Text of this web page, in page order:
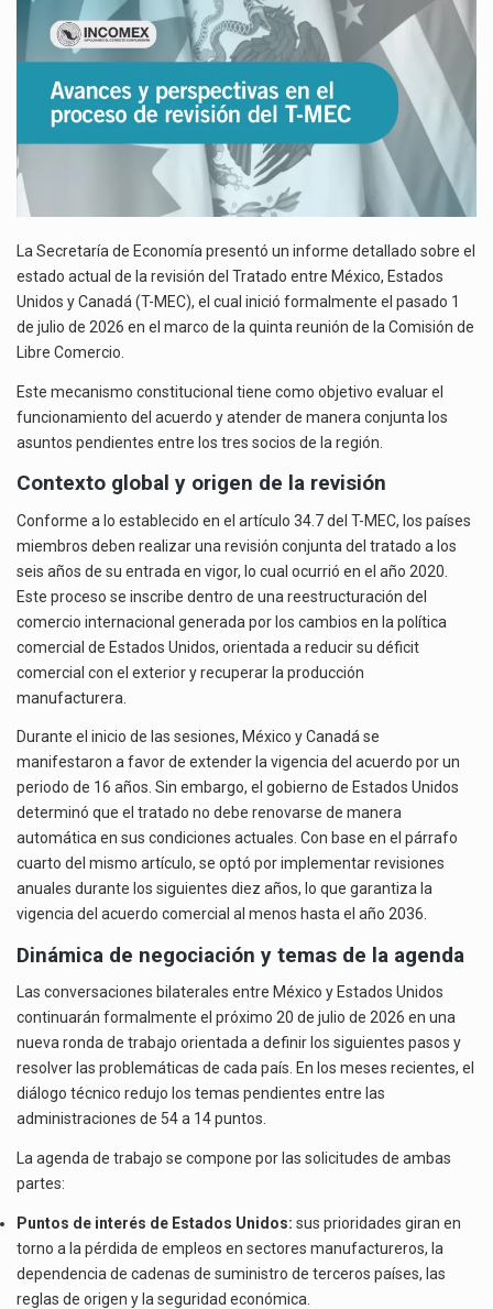
La reforma que reduce la jornada laboral a 40 horas semanales omitió precisar su aplicación…
REVISIÓN
DEL
T-
MEC
La Secretaría de Economía presentó un informe detallado sobre el
estado actual de la revisión del Tratado entre México, Estados
Unidos y Canadá (T-MEC), el cual inició formalmente el pasado 1
de julio de 2026 en el marco de la quinta reunión de la Comisión de
Libre Comercio.
Este mecanismo constitucional tiene como objetivo evaluar el
funcionamiento del acuerdo y atender de manera conjunta los
asuntos pendientes entre los tres socios de la región.
Contexto global y origen de la revisión
Conforme a lo establecido en el artículo 34.7 del T-MEC, los países
miembros deben realizar una revisión conjunta del tratado a los
seis años de su entrada en vigor, lo cual ocurrió en el año 2020.
Este proceso se inscribe dentro de una reestructuración del
comercio internacional generada por los cambios en la política
comercial de Estados Unidos, orientada a reducir su déficit
comercial con el exterior y recuperar la producción
manufacturera.
Durante el inicio de las sesiones, México y Canadá se
manifestaron a favor de extender la vigencia del acuerdo por un
periodo de 16 años. Sin embargo, el gobierno de Estados Unidos
determinó que el tratado no debe renovarse de manera
automática en sus condiciones actuales. Con base en el párrafo
cuarto del mismo artículo, se optó por implementar revisiones
anuales durante los siguientes diez años, lo que garantiza la
vigencia del acuerdo comercial al menos hasta el año 2036.
Dinámica de negociación y temas de la agenda
Las conversaciones bilaterales entre México y Estados Unidos
continuarán formalmente el próximo 20 de julio de 2026 en una
nueva ronda de trabajo orientada a definir los siguientes pasos y
resolver las problemáticas de cada país. En los meses recientes, el
diálogo técnico redujo los temas pendientes entre las
administraciones de 54 a 14 puntos.
La agenda de trabajo se compone por las solicitudes de ambas
partes:
Puntos de interés de Estados Unidos: sus prioridades giran en
torno a la pérdida de empleos en sectores manufactureros, la
dependencia de cadenas de suministro de terceros países, las
reglas de origen y la seguridad económica.